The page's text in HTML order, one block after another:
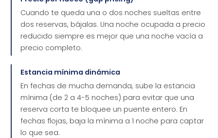
Cuando te queda una o dos noches sueltas entre
dos reservas, bájalas. Una noche ocupada a precio
reducido siempre es mejor que una noche vacía a
precio completo.
Estancia mínima dinámica
En fechas de mucha demanda, sube la estancia
mínima (de 2 a 4-5 noches) para evitar que una
reserva corta te bloquee un puente entero. En
fechas flojas, baja la mínima a 1 noche para captar
lo que sea.